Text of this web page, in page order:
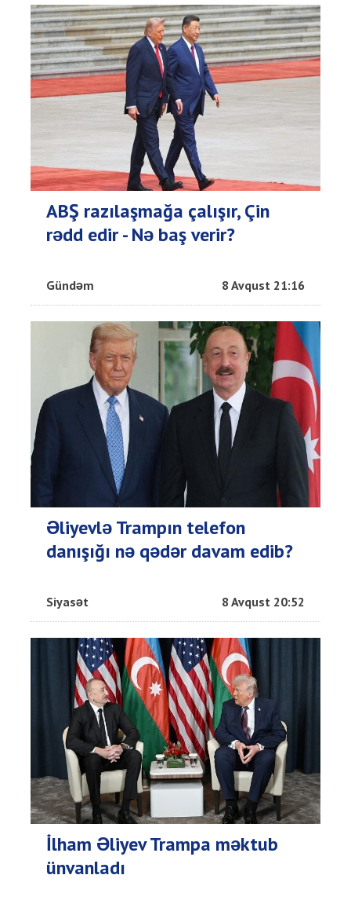
ABŞ razılaşmağa çalışır, Çin
rədd edir - Nə baş verir?
Gündəm 8 Avqust 21:16
Əliyevlə Trampın telefon
danışığı nə qədər davam edib?
Siyasət 8 Avqust 20:52
İlham Əliyev Trampa məktub
ünvanladı